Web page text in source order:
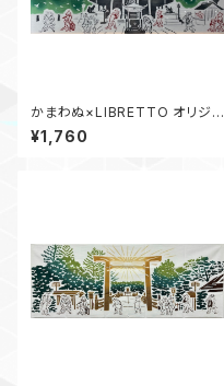
かまわぬ×LIBRETTO オリジナ
ルてぬぐい 豊川
¥1,760